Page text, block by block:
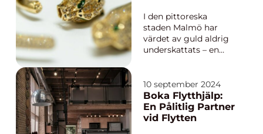
I den pittoreska
staden Malmö har
värdet av guld aldrig
underskattats – en
genom historien och
som fortsätter att
vara en gå-till-
investeringsform för
10 september 2024
Boka Flytthjälp:
En Pålitlig Partner
vid Flytten